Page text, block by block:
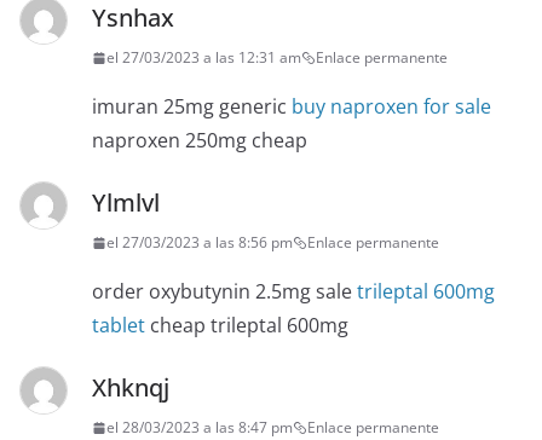
Ysnhax
el 27/03/2023 a las 12:31 am Enlace permanente
imuran 25mg generic buy naproxen for sale
naproxen 250mg cheap
Ylmlvl
el 27/03/2023 a las 8:56 pm Enlace permanente
order oxybutynin 2.5mg saletrileptal 600mg
tablet cheap trileptal 600mg
Xhknqj
el 28/03/2023 a las 8:47 pm Enlace permanente